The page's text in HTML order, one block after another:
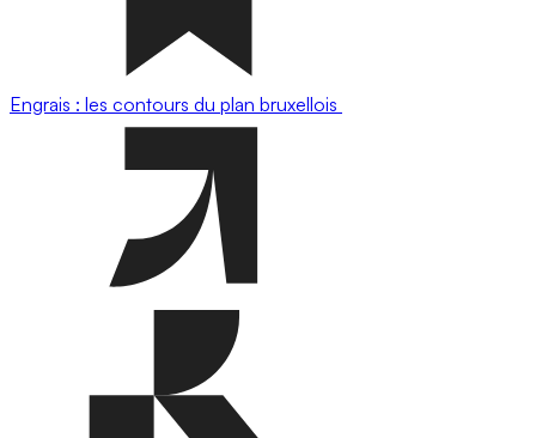
Engrais : les contours du plan bruxellois